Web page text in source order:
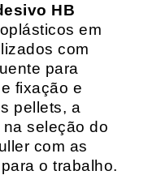
HB
em
com
para
fixação e
pellets, a
seleção do
com as
o trabalho.